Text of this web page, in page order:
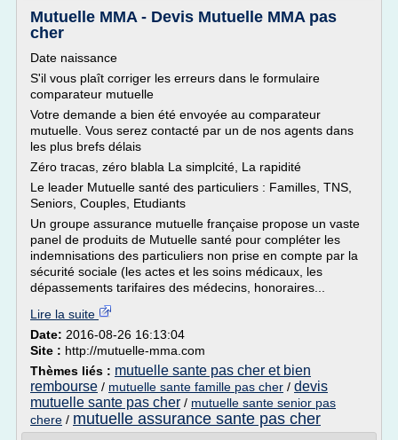
Mutuelle MMA - Devis Mutuelle MMA pas
cher
Date naissance
S'il vous plaît corriger les erreurs dans le formulaire
comparateur mutuelle
Votre demande a bien été envoyée au comparateur
mutuelle. Vous serez contacté par un de nos agents dans
les plus brefs délais
Zéro tracas, zéro blabla La simplcité, La rapidité
Le leader Mutuelle santé des particuliers : Familles, TNS,
Seniors, Couples, Etudiants
Un groupe assurance mutuelle française propose un vaste
panel de produits de Mutuelle santé pour compléter les
indemnisations des particuliers non prise en compte par la
sécurité sociale (les actes et les soins médicaux, les
dépassements tarifaires des médecins, honoraires...
Lire la suite
Date: 2016-08-26 16:13:04
Site : http://mutuelle-mma.com
Thèmes liés : mutuelle sante pas cher et bien
rembourse / mutuelle sante famille pas cher / devis
mutuelle sante pas cher / mutuelle sante senior pas
chere / mutuelle assurance sante pas cher